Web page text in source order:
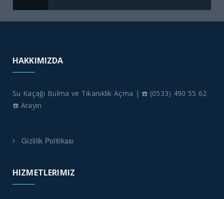
HAKKIMIZDA
Su Kaçağı Bulma ve Tıkanıklık Açma | ☎️ (0533) 490 55 62
☎️ Arayın
Gizlilik Politikası
HIZMETLERIMIZ